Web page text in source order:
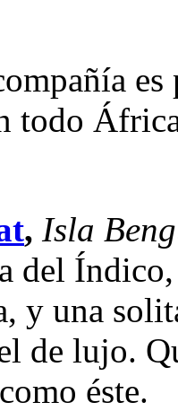
es
todo
, Isla
del
y una
de lujo.
éste.